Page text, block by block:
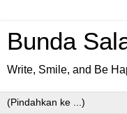
Bunda
Write, Smile, and Be